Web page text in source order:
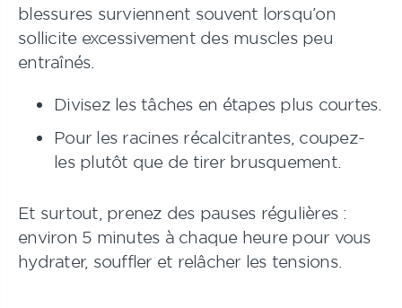
blessures surviennent souvent lorsqu’on
sollicite excessivement des muscles peu
entraînés.
Divisez les tâches en étapes plus courtes.
Pour les racines récalcitrantes, coupez-
les plutôt que de tirer brusquement.
Et surtout, prenez des pauses régulières :
environ 5 minutes à chaque heure pour vous
hydrater, souffler et relâcher les tensions.